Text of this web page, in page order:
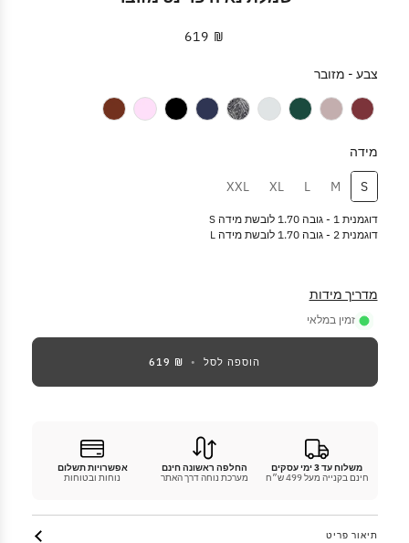
₪ 619
צבע - מזובר
מידה
מידה
S
M
L
XL
XXL
דוגמנית 1 - גובה 1.70 לובשת מידה S
דוגמנית 2 - גובה 1.70 לובשת מידה L
מדריך מידות
זמין במלאי
הוספה לסל •
₪ 619
משלוח עד 3 ימי עסקים
חינם בקנייה מעל 499 ש״ח
החלפה ראשונה חינם
מערכת נוחה דרך האתר
אפשרויות תשלום
נוחות ובטוחות
תיאור פריט